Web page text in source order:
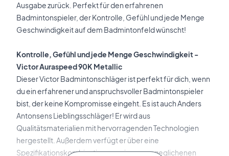
Ausgabe zurück. Perfekt für den erfahrenen
Badmintonspieler, der Kontrolle, Gefühl und jede Menge
Geschwindigkeit auf dem Badmintonfeld wünscht!
Kontrolle, Gefühl und jede Menge Geschwindigkeit -
Victor Auraspeed 90K Metallic
Dieser Victor Badmintonschläger ist perfekt für dich, wenn
du ein erfahrener und anspruchsvoller Badmintonspieler
bist, der keine Kompromisse eingeht. Es ist auch Anders
Antonsens Lieblingsschläger! Er wird aus
Qualitätsmaterialien mit hervorragenden Technologien
hergestellt. Außerdem verfügt er über eine
Spezifikationskombination aus einem ausgeglichenen